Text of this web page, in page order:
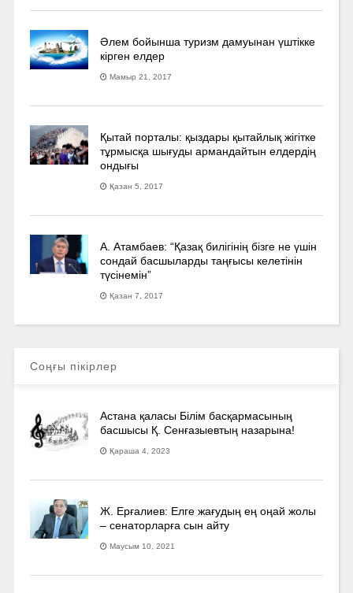
Әлем бойынша туризм дамуынан үштікке
кірген елдер
Мамыр 21, 2017
Қытай порталы: қыздары қытайлық жігітке
тұрмысқа шығуды армандайтын елдердің
ондығы
Қазан 5, 2017
А. Атамбаев: “Қазақ билігінің бізге не үшін
сондай басшыларды таңғысы келетінін
түсінемін”
Қазан 7, 2017
Соңғы пікірлер
Астана қаласы Білім басқармасының
басшысы Қ. Сенғазыевтың назарына!
Қараша 4, 2023
Ж. Ерғалиев: Елге жағудың ең оңай жолы
– сенаторларға сын айту
Маусым 10, 2021